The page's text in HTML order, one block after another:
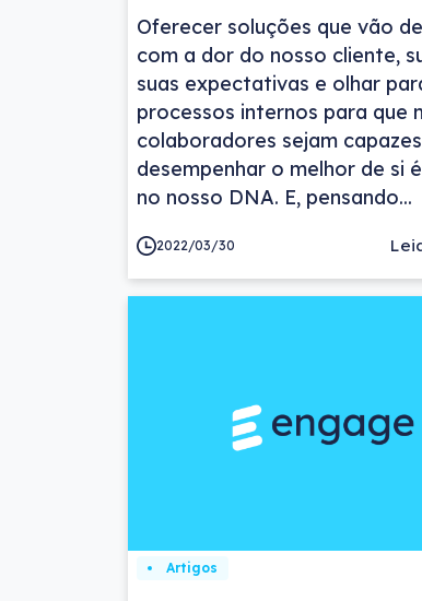
Oferecer soluções que vão
com a dor do nosso cliente,
suas expectativas e olhar
processos internos para que
colaboradores sejam
desempenhar o melhor de si
no nosso DNA. E, pensando...
2022/03/30
Artigos